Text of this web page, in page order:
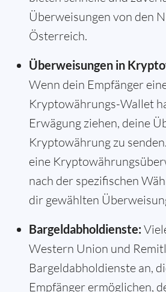
Überweisungen von den
Österreich.
Überweisungen in
Wenn dein Empfänger
Kryptowährungs-Wallet
Erwägung ziehen, deine
Kryptowährung zu
eine
nach der spezifischen
dir gewählten
Bargeldabholdienste:
Western Union und
Bargeldabholdienste an,
Empfänger ermöglichen,